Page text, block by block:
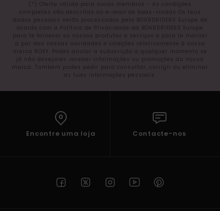
(*) Oferta válida para novos membros - As condições
completas são descritas no e-mail de boas-vindas Os teus
dados pessoais serão processados pela BOARDRIDERS Europe de
acordo com a Política de Privacidade da BOARDRIDERS Europe
para te fornecer os nossos produtos e serviços e para te manter
a par das nossas novidades e coleções relativamente à nossa
marca ROXY. Podes anular a subscrição a qualquer momento se
já não desejares receber informações ou promoções da nossa
marca. Também podes pedir para consultar, corrigir ou eliminar
as tuas informações pessoais.
Encontre uma loja Contacte-nos